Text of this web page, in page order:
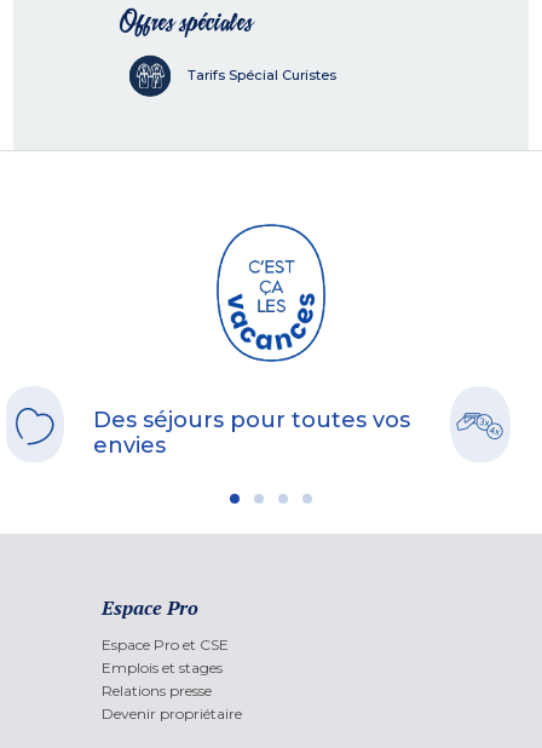
Offres spéciales
Tarifs Spécial Curistes
Des séjours pour toutes vos
envies
Espace Pro
Espace Pro et CSE
Emplois et stages
Relations presse
Devenir propriétaire